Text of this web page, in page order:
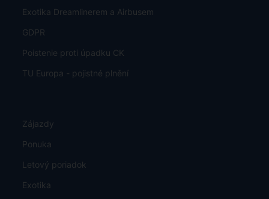
Exotika Dreamlinerem a Airbusem
GDPR
Poistenie proti úpadku CK
TU Europa - pojistné plnění
Zájazdy
Ponuka
Letový poriadok
Exotika